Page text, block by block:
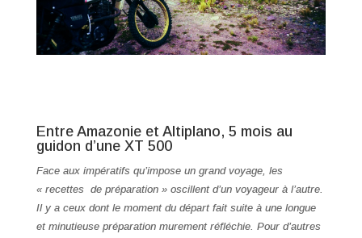
Entre Amazonie et Altiplano, 5 mois au
guidon d’une XT 500
Face aux impératifs qu’impose un grand voyage, les
« recettes de préparation » oscillent d’un voyageur à l’autre.
Il y a ceux dont le moment du départ fait suite à une longue
et minutieuse préparation murement réfléchie. Pour d’autres